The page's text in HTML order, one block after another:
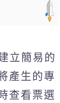
立簡易的
產生的專
查看票選